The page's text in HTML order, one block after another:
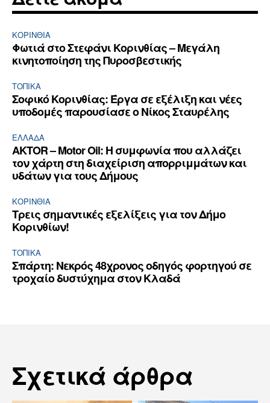
ΚΟΡΙΝΘΊΑ
Φωτιά στο Στεφάνι Κορινθίας – Μεγάλη
κινητοποίηση της Πυροσβεστικής
ΤΟΠΙΚΑ
Σοφικό Κορινθίας: Έργα σε εξέλιξη και νέες
υποδομές παρουσίασε ο Νίκος Σταυρέλης
ΕΛΛΆΔΑ
AKTOR – Motor Oil: Η συμφωνία που αλλάζει
τον χάρτη στη διαχείριση απορριμμάτων και
υδάτων για τους Δήμους
ΚΟΡΙΝΘΊΑ
Τρεις σημαντικές εξελίξεις για τον Δήμο
Κορινθίων!
ΤΟΠΙΚΑ
Σπάρτη: Νεκρός 48χρονος οδηγός φορτηγού σε
τροχαίο δυστύχημα στον Κλαδά
Σχετικά άρθρα